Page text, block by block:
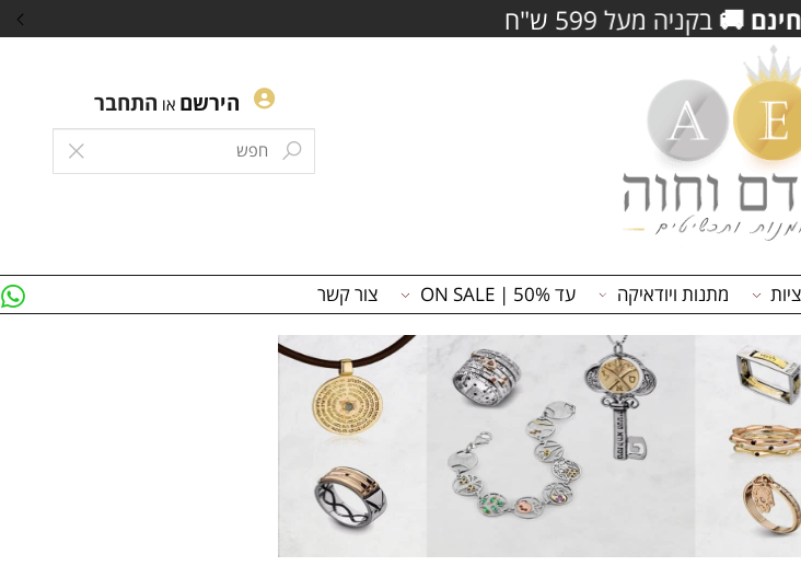
נוספים לרכישה וצבירת נקודות כסף
הירשםאוהתחבר
מתנות ויודאיקה עד 50% | ON SALE צור קשר